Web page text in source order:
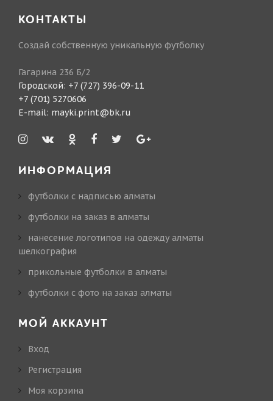
КОНТАКТЫ
Создай собственную уникальную футболку
Гагарина 236 Б/2
Городской: +7 (727) 396-09-11
+7 (701) 5270606
E-mail: mayki.print@bk.ru
ИНФОРМАЦИЯ
футболки с надписью алматы
футболки на заказ в алматы
нанесение логотипов на одежду алматы
шелкография
прикольные футболки в алматы
футболки с фото на заказ алматы
МОЙ АККАУНТ
Вход
Регистрация
Моя корзина